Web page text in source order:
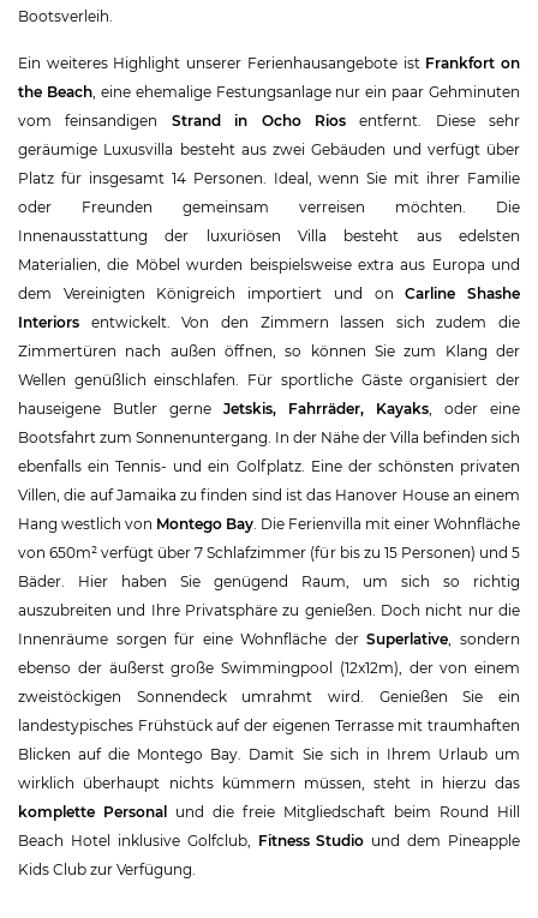
Bootsverleih.
Ein weiteres Highlight unserer Ferienhausangebote ist Frankfort on
the Beach, eine ehemalige Festungsanlage nur ein paar Gehminuten
vom feinsandigen Strand in Ocho Riosentfernt. Diese sehr
geräumige Luxusvilla besteht aus zwei Gebäuden und verfügt über
Platz für insgesamt 14 Personen. Ideal, wenn Sie mit ihrer Familie
oder Freunden gemeinsam verreisen möchten. Die
Innenausstattung der luxuriösen Villa besteht aus edelsten
Materialien, die Möbel wurden beispielsweise extra aus Europa und
dem Vereinigten Königreich importiert und onCarline Shashe
Interiors entwickelt. Von den Zimmern lassen sich zudem die
Zimmertüren nach außen öffnen, so können Sie zum Klang der
Wellen genüßlich einschlafen. Für sportliche Gäste organisiert der
hauseigene Butler gerne Jetskis, Fahrräder, Kayaks, oder eine
Bootsfahrt zum Sonnenuntergang. In der Nähe der Villa befinden sich
ebenfalls ein Tennis- und ein Golfplatz. Eine der schönsten privaten
Villen, die auf Jamaika zu finden sind ist das Hanover House an einem
Hang westlich von Montego Bay. Die Ferienvilla mit einer Wohnfläche
von 650m² verfügt über 7 Schlafzimmer (für bis zu 15 Personen) und 5
Bäder. Hier haben Sie genügend Raum, um sich so richtig
auszubreiten und Ihre Privatsphäre zu genießen. Doch nicht nur die
Innenräume sorgen für eine Wohnfläche derSuperlative, sondern
ebenso der äußerst große Swimmingpool (12x12m), der von einem
zweistöckigen Sonnendeck umrahmt wird. Genießen Sie ein
landestypisches Frühstück auf der eigenen Terrasse mit traumhaften
Blicken auf die Montego Bay. Damit Sie sich in Ihrem Urlaub um
wirklich überhaupt nichts kümmern müssen, steht in hierzu das
komplette Personal
und die freie Mitgliedschaft beim Round Hill
Beach Hotel inklusive Golfclub, Fitness Studio und dem Pineapple
Kids Club zur Verfügung.